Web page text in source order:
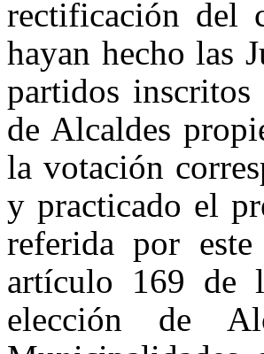
rectificación del
hayan hecho las
partidos inscritos
de Alcaldes
la votación
y practicado el
referida por
artículo 169 de
elección de